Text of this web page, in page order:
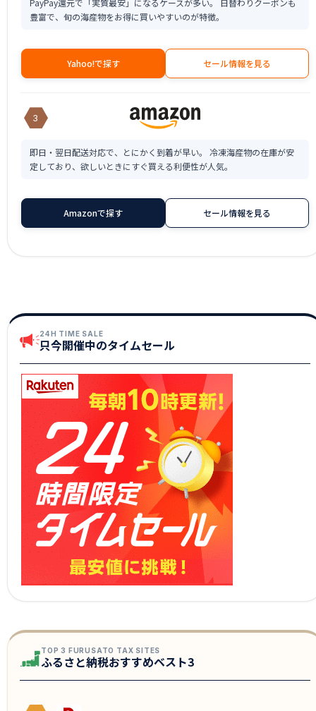
PayPay還元で「実質最安」になるケースが多い。 日替わりクーポンも
豊富で、旬の海産物をお得に買いやすいのが特徴。
Yahoo!で探す セール情報を見る
3
即日・翌日配送対応で、とにかく到着が早い。 冷凍海産物の在庫が安
定しており、欲しいときにすぐ買える利便性が人気。
Amazonで探す セール情報を見る
24H TIME SALE
只今開催中のタイムセール
TOP 3 FURUSATO TAX SITES
ふるさと納税おすすめベスト3